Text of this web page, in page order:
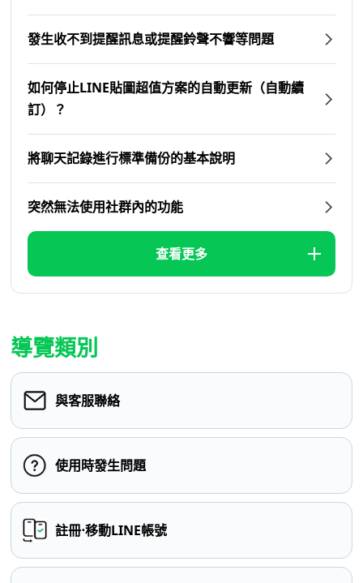
發生收不到提醒訊息或提醒鈴聲不響等問題
如何停止LINE貼圖超值方案的自動更新（自動續
訂）？
將聊天記錄進行標準備份的基本說明
突然無法使用社群內的功能
查看更多
導覽類別
與客服聯絡
使用時發生問題
註冊⋅移動LINE帳號